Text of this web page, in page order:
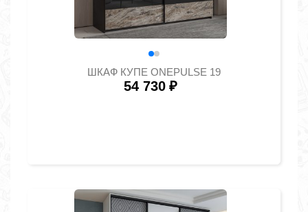
ШКАФ КУПЕ ONEPULSE 19
54 730 ₽